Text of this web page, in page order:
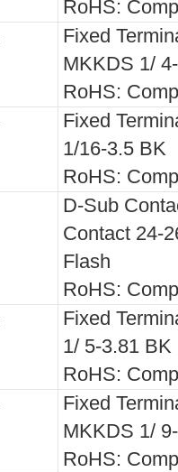
RoHS:
Fixed
MKKDS 1/
RoHS:
Fixed
1/16-3.5 BK
RoHS:
D-Sub
Contact 24-
Flash
RoHS:
Fixed
1/ 5-3.81 BK
RoHS:
Fixed
MKKDS 1/
RoHS: